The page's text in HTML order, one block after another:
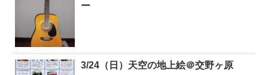
ー
3/24（日）天空の地上絵＠交野ヶ原